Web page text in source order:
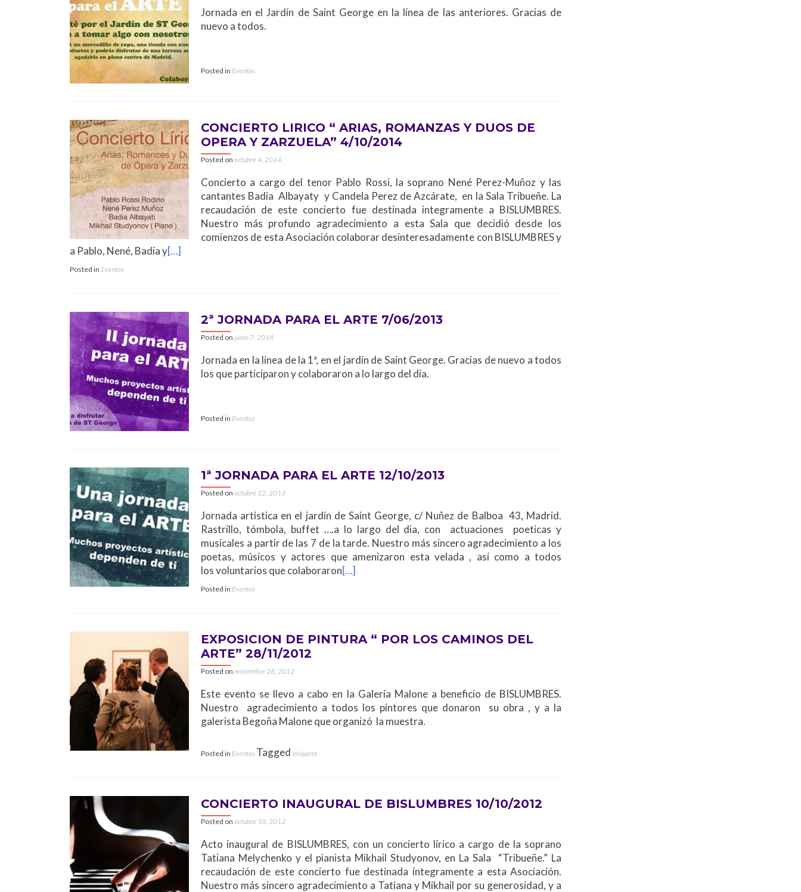
Jornada en el Jardín de Saint George en la línea de las anteriores. Gracias de
nuevo a todos.
Posted in Eventos
CONCIERTO LIRICO “ ARIAS, ROMANZAS Y DUOS DE
OPERA Y ZARZUELA” 4/10/2014
Posted on octubre 4, 2014
Concierto a cargo del tenor Pablo Rossi, la soprano Nené Perez-Muñoz y las
cantantes Badia Albayaty y Candela Perez de Azcárate, en la Sala Tribueñe. La
recaudación de este concierto fue destinada integramente a BISLUMBRES.
Nuestro más profundo agradecimiento a esta Sala que decidió desde los
comienzos de esta Asociación colaborar desinteresadamente con BISLUMBRES y
a Pablo, Nené, Badia y[…]
Posted in Eventos
2ª JORNADA PARA EL ARTE 7/06/2013
Posted on junio 7, 2014
Jornada en la línea de la 1ª, en el jardín de Saint George. Gracias de nuevo a todos
los que participaron y colaboraron a lo largo del día.
Posted in Eventos
1ª JORNADA PARA EL ARTE 12/10/2013
Posted on octubre 12, 2013
Jornada artística en el jardín de Saint George, c/ Nuñez de Balboa 43, Madrid.
Rastrillo, tómbola, buffet ….a lo largo del dia, con actuaciones poeticas y
musicales a partir de las 7 de la tarde. Nuestro más sincero agradecimiento a los
poetas, músicos y actores que amenizaron esta velada , así como a todos
los voluntarios que colaboraron[…]
Posted in Eventos
EXPOSICION DE PINTURA “ POR LOS CAMINOS DEL
ARTE” 28/11/2012
Posted on noviembre 28, 2012
Este evento se llevo a cabo en la Galería Malone a beneficio de BISLUMBRES.
Nuestro agradecimiento a todos los pintores que donaron su obra , y a la
galerista Begoña Malone que organizó la muestra.
Posted in Eventos Tagged etiqueta
CONCIERTO INAUGURAL DE BISLUMBRES 10/10/2012
Posted on octubre 10, 2012
Acto inaugural de BISLUMBRES, con un concierto lírico a cargo de la soprano
Tatiana Melychenko y el pianista Mikhail Studyonov, en La Sala “Tribueñe.” La
recaudación de este concierto fue destinada íntegramente a esta Asociación.
Nuestro más sincero agradecimiento a Tatiana y Mikhail por su generosidad, y a